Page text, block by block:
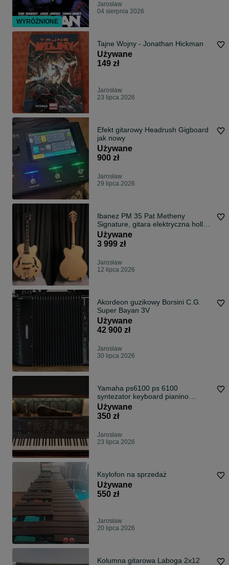
Jarosław
04 sierpnia 2026
Tajne Wojny - Jonathan Hickman
Używane
149 zł
Jarosław
23 lipca 2026
Efekt gitarowy Headrush Gigboard
jak nowy
Używane
900 zł
Jarosław
29 lipca 2026
Ibanez PM 35 Pat Metheny
Signature, gitara elektryczna hollow
body z futerałem
Używane
3 999 zł
Jarosław
12 lipca 2026
Akordeon guzikowy Borsini C.G.
Super Bayan 3V
Używane
42 900 zł
Jarosław
30 lipca 2026
Yamaha ps6100 ps 6100
syntezator keyboard pianino
cyfrowe
Używane
350 zł
Jarosław
23 lipca 2026
Ksylofon na sprzedaż
Używane
550 zł
Jarosław
20 lipca 2026
Kolumna gitarowa Laboga 2x12
WYRÓŻNIONE